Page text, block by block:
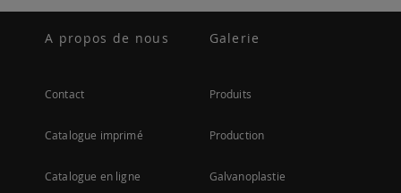
A propos de nous
Contact
Catalogue imprimé
Catalogue en ligne
Galerie
Produits
Production
Galvanoplastie